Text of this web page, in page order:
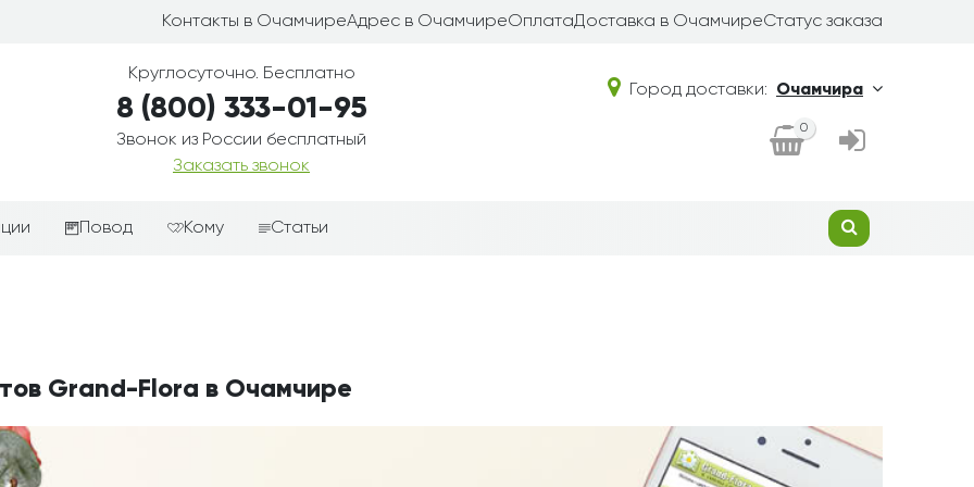
Контакты в ОчамчиреАдрес в ОчамчиреОплатаДоставка в ОчамчиреСтатус заказа
Круглосуточно. Бесплатно
8 (800) 333-01-95
Звонок из России бесплатный
Заказать звонок
Город доставки: Очамчира
0
корзины
Повод
День рождения
Кому
Мужчине
Статьи
Grand-Flora в Очамчире